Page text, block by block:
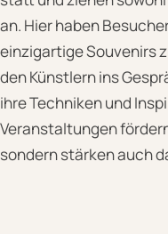
an. Hier haben
einzigartige Souvenirs
den Künstlern ins
ihre Techniken und
Veranstaltungen
sondern stärken auch